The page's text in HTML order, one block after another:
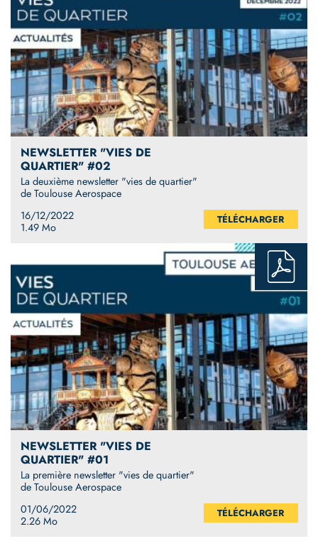
NEWSLETTER "VIES DE
QUARTIER" #02
La deuxième newsletter "vies de quartier"
de Toulouse Aerospace
16/12/2022
1.49 Mo
TÉLÉCHARGER
NEWSLETTER "VIES DE
QUARTIER" #01
La première newsletter "vies de quartier"
de Toulouse Aerospace
01/06/2022
2.26 Mo
TÉLÉCHARGER